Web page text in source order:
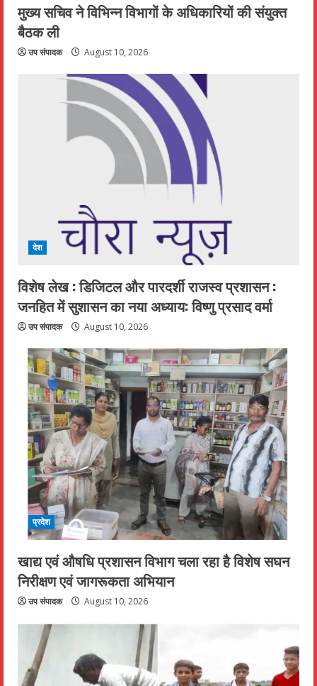
मुख्य सचिव ने विभिन्न विभागों के अधिकारियों की संयुक्त
बैठक ली
उप संपादक August 10, 2026
देश
विशेष लेख : डिजिटल और पारदर्शी राजस्व प्रशासन :
जनहित में सुशासन का नया अध्याय: विष्णु प्रसाद वर्मा
उप संपादक August 10, 2026
प्रदेश
खाद्य एवं औषधि प्रशासन विभाग चला रहा है विशेष सघन
निरीक्षण एवं जागरूकता अभियान
उप संपादक August 10, 2026